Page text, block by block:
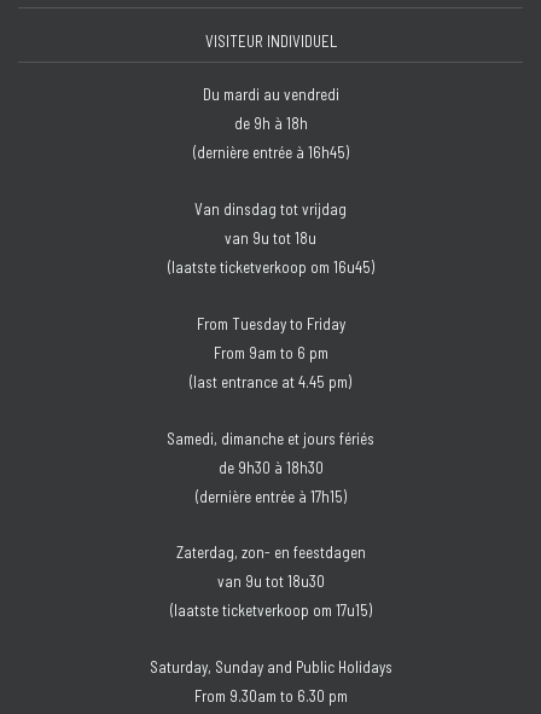
VISITEUR INDIVIDUEL
Du mardi au vendredi
de 9h à 18h
(dernière entrée à 16h45)
Van dinsdag tot vrijdag
van 9u tot 18u
(laatste ticketverkoop om 16u45)
From Tuesday to Friday
From 9am to 6 pm
(last entrance at 4.45 pm)
Samedi, dimanche et jours fériés
de 9h30 à 18h30
(dernière entrée à 17h15)
Zaterdag, zon- en feestdagen
van 9u tot 18u30
(laatste ticketverkoop om 17u15)
Saturday, Sunday and Public Holidays
From 9.30am to 6.30 pm